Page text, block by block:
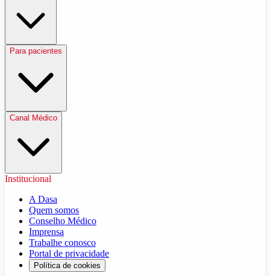
Para pacientes
Canal Médico
Institucional
A Dasa
Quem somos
Conselho Médico
Imprensa
Trabalhe conosco
Portal de privacidade
Política de cookies